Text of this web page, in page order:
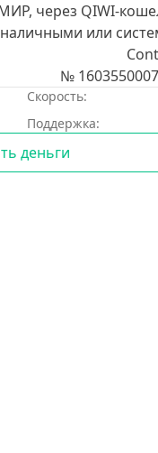
через QIWI-
наличными или
№
Скорость:
Поддержка:
деньги